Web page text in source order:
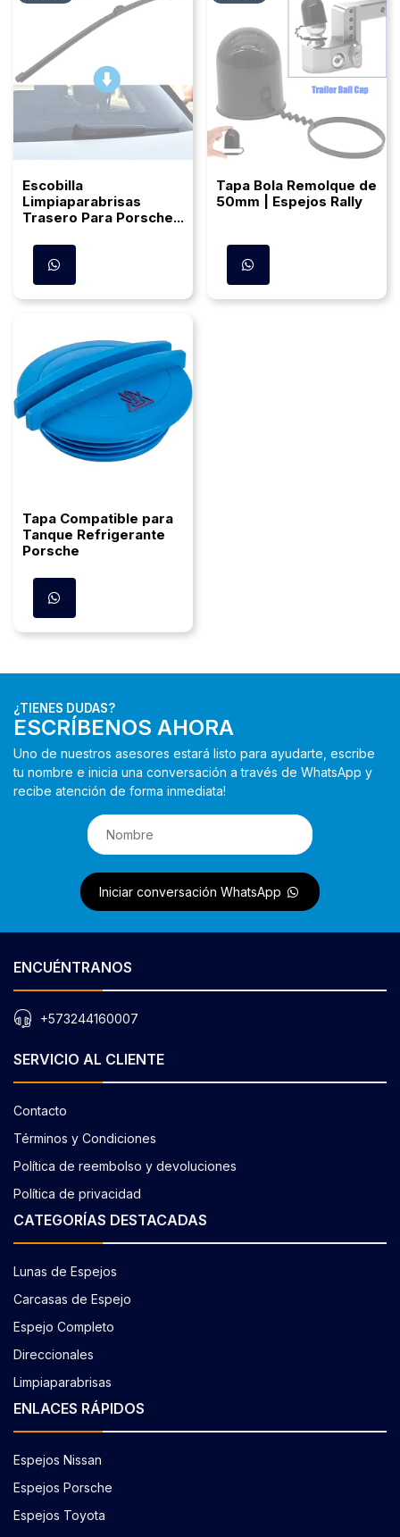
Escobilla
Limpiaparabrisas
Trasero Para Porsche...
Tapa Bola Remolque de
50mm | Espejos Rally
Tapa Compatible para
Tanque Refrigerante
Porsche
¿TIENES DUDAS?
ESCRÍBENOS AHORA
Uno de nuestros asesores estará listo para ayudarte, escribe
tu nombre e inicia una conversación a través de WhatsApp y
recibe atención de forma inmediata!
Iniciar conversación WhatsApp
ENCUÉNTRANOS
+573244160007
SERVICIO AL CLIENTE
Contacto
Términos y Condiciones
Política de reembolso y devoluciones
Política de privacidad
CATEGORÍAS DESTACADAS
Lunas de Espejos
Carcasas de Espejo
Espejo Completo
Direccionales
Limpiaparabrisas
ENLACES RÁPIDOS
Espejos Nissan
Espejos Porsche
Espejos Toyota